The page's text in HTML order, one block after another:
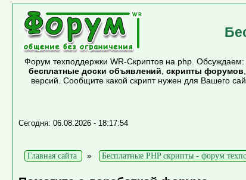
Форум техподдержки WR-Скриптов на php.
бесплатные доски объявлений скрипты форумов
версий. Сообщите какой скрипт нужен для Вашего
Сегодня: 06.08.2026 - 18:17:54
Главная сайта » Бесплатные PHP скрипты - форум